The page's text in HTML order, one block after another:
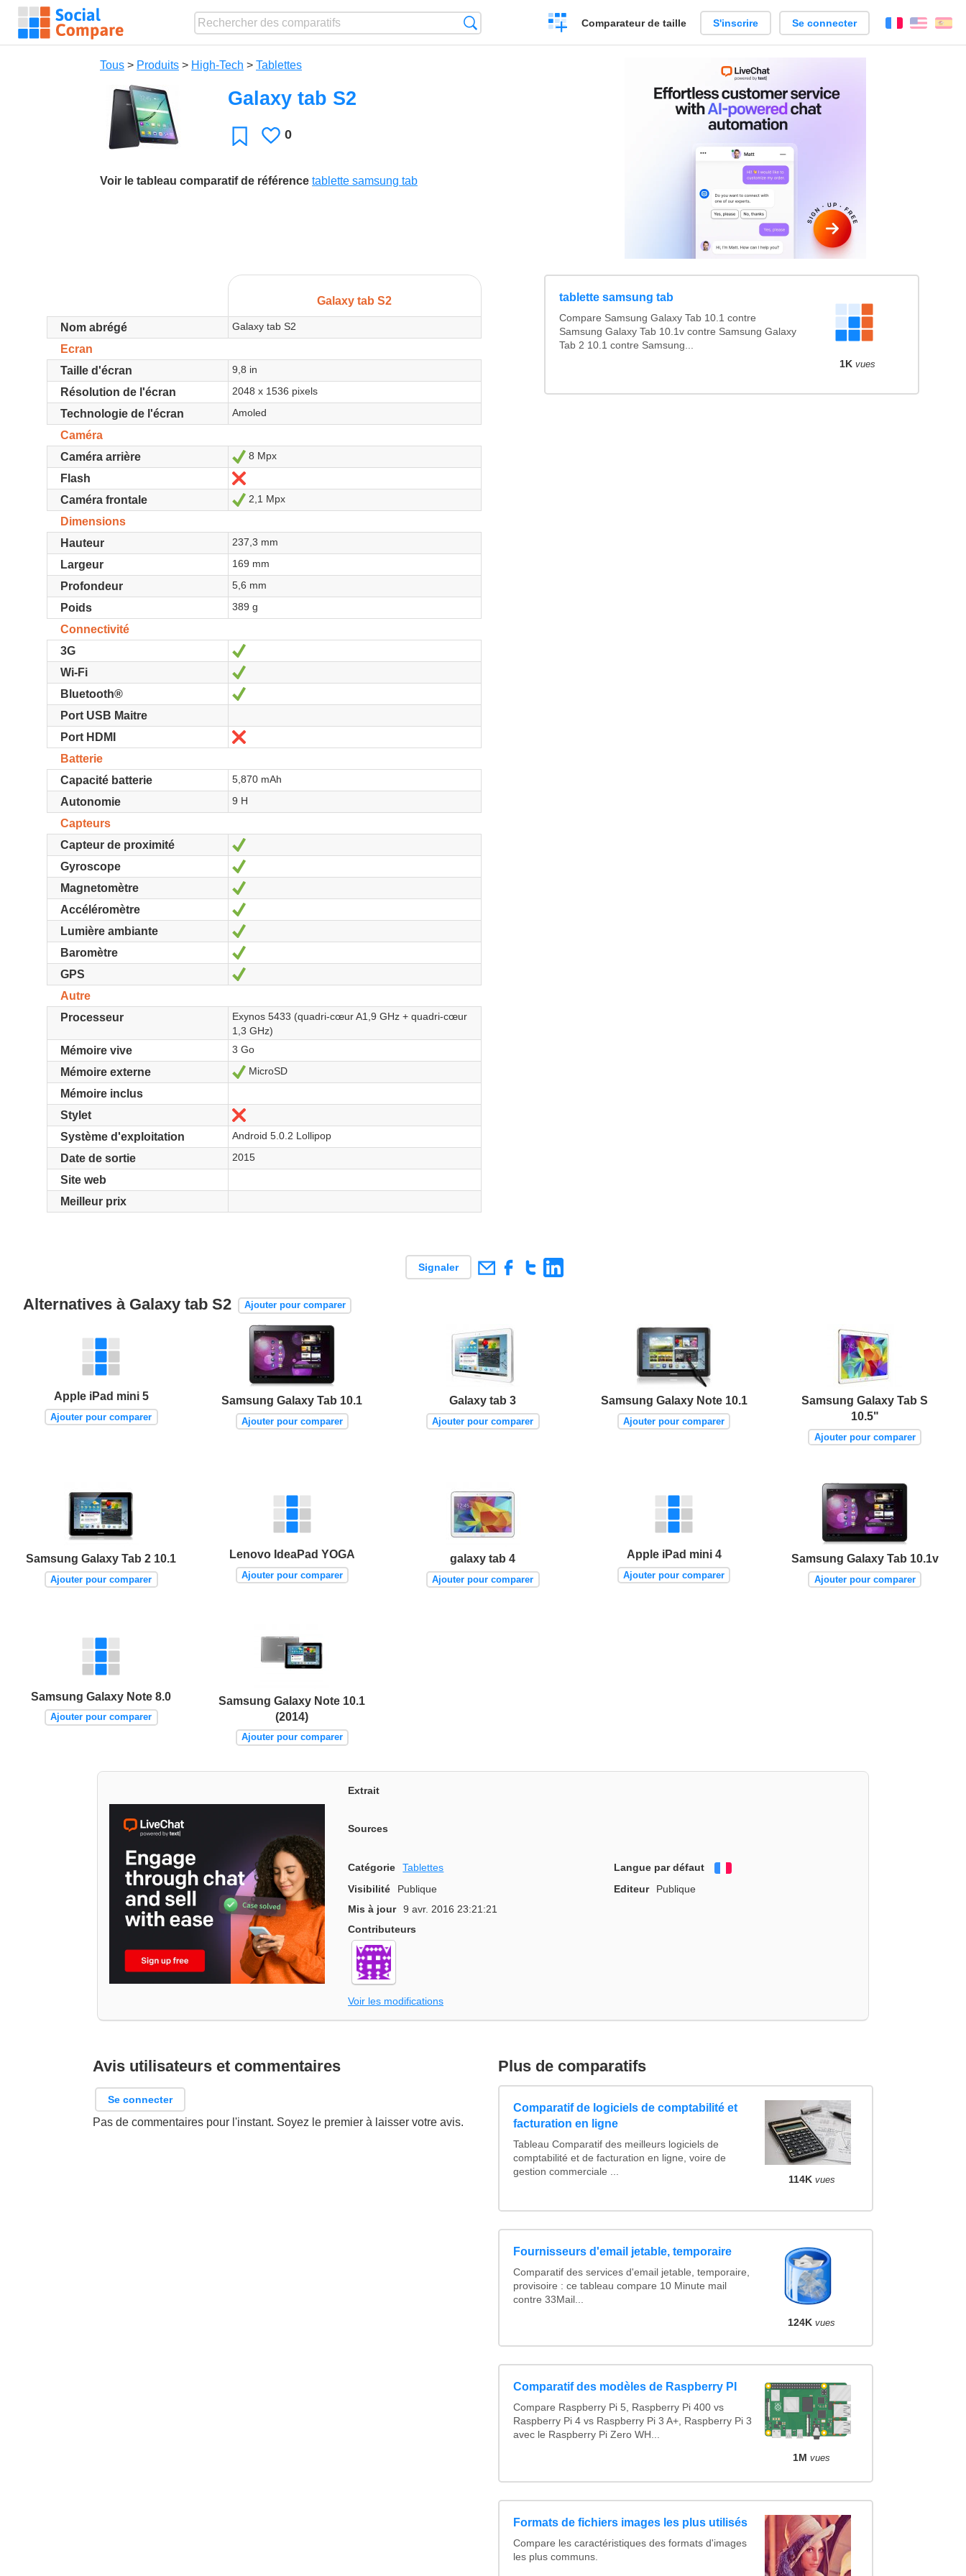
Créer
un
Comparateur de taille S'inscrire Se connecter FrançaisEnglish
Tous > Produits > High-Tech > Tablettes
Galaxy tab S2
Favori J'aime
0
Voir le tableau comparatif de référence tablette samsung tab
Galaxy tab S2
Nom abrégé Galaxy tab S2
Ecran
Taille d'écran
9,8 in
Résolution de l'écran 2048 x 1536 pixels
Technologie de l'écran Amoled
Caméra
Caméra arrière
Oui
8 Mpx
Flash
Caméra frontale Oui
2,1 Mpx
Dimensions
Hauteur
237,3 mm
Largeur 169 mm
Profondeur 5,6 mm
Poids 389 g
Connectivité
3G
Wi-Fi
Bluetooth®
Port USB Maitre
Port HDMI
Batterie
Capacité batterie
5,870 mAh
Autonomie 9 H
Capteurs
Capteur de proximité
Gyroscope
Magnetomètre
Accéléromètre
Lumière ambiante
Baromètre
GPS
Autre
Processeur
Exynos 5433 (quadri-cœur A1,9 GHz + quadri-cœur
1,3 GHz)
Mémoire vive 3 Go
Mémoire externe Oui
MicroSD
Mémoire inclus
Stylet
Système d'exploitation Android 5.0.2 Lollipop
Date de sortie 2015
Site web
Meilleur prix
tablette samsung tab
Compare Samsung Galaxy Tab 10.1 contre
Samsung Galaxy Tab 10.1v contre Samsung Galaxy
Tab 2 10.1 contre Samsung...
1K vues
Signaler
Alternatives à Galaxy tab S2 Ajouter pour comparer
Apple iPad mini 5
Ajouter pour comparer
Samsung Galaxy Tab 10.1
Ajouter pour comparer
Galaxy tab 3
Ajouter pour comparer
Samsung Galaxy Note 10.1
Ajouter pour comparer
Samsung Galaxy Tab S
10.5"
Ajouter pour comparer
Samsung Galaxy Tab 2 10.1
Ajouter pour comparer
Lenovo IdeaPad YOGA
Ajouter pour comparer
galaxy tab 4
Ajouter pour comparer
Apple iPad mini 4
Ajouter pour comparer
Samsung Galaxy Tab 10.1v
Ajouter pour comparer
Samsung Galaxy Note 8.0
Ajouter pour comparer
Samsung Galaxy Note 10.1
(2014)
Ajouter pour comparer
Extrait
Sources
Catégorie Tablettes Langue par défaut
Français
Visibilité
Publique Editeur
Publique
Mis à jour
9 avr. 2016 23:21:21
Contributeurs
Voir les modifications
Avis utilisateurs et commentaires
Se connecter
Pas de commentaires pour l'instant. Soyez le premier à laisser votre avis.
Plus de comparatifs
Comparatif de logiciels de comptabilité et
facturation en ligne
Tableau Comparatif des meilleurs logiciels de
comptabilité et de facturation en ligne, voire de
gestion commerciale ...
114K vues
Fournisseurs d'email jetable, temporaire
Comparatif des services d'email jetable, temporaire,
provisoire : ce tableau compare 10 Minute mail
contre 33Mail...
124K vues
Comparatif des modèles de Raspberry PI
Compare Raspberry Pi 5, Raspberry Pi 400 vs
Raspberry Pi 4 vs Raspberry Pi 3 A+, Raspberry Pi 3
avec le Raspberry Pi Zero WH...
1M vues
Formats de fichiers images les plus utilisés
Compare les caractéristiques des formats d'images
les plus communs.